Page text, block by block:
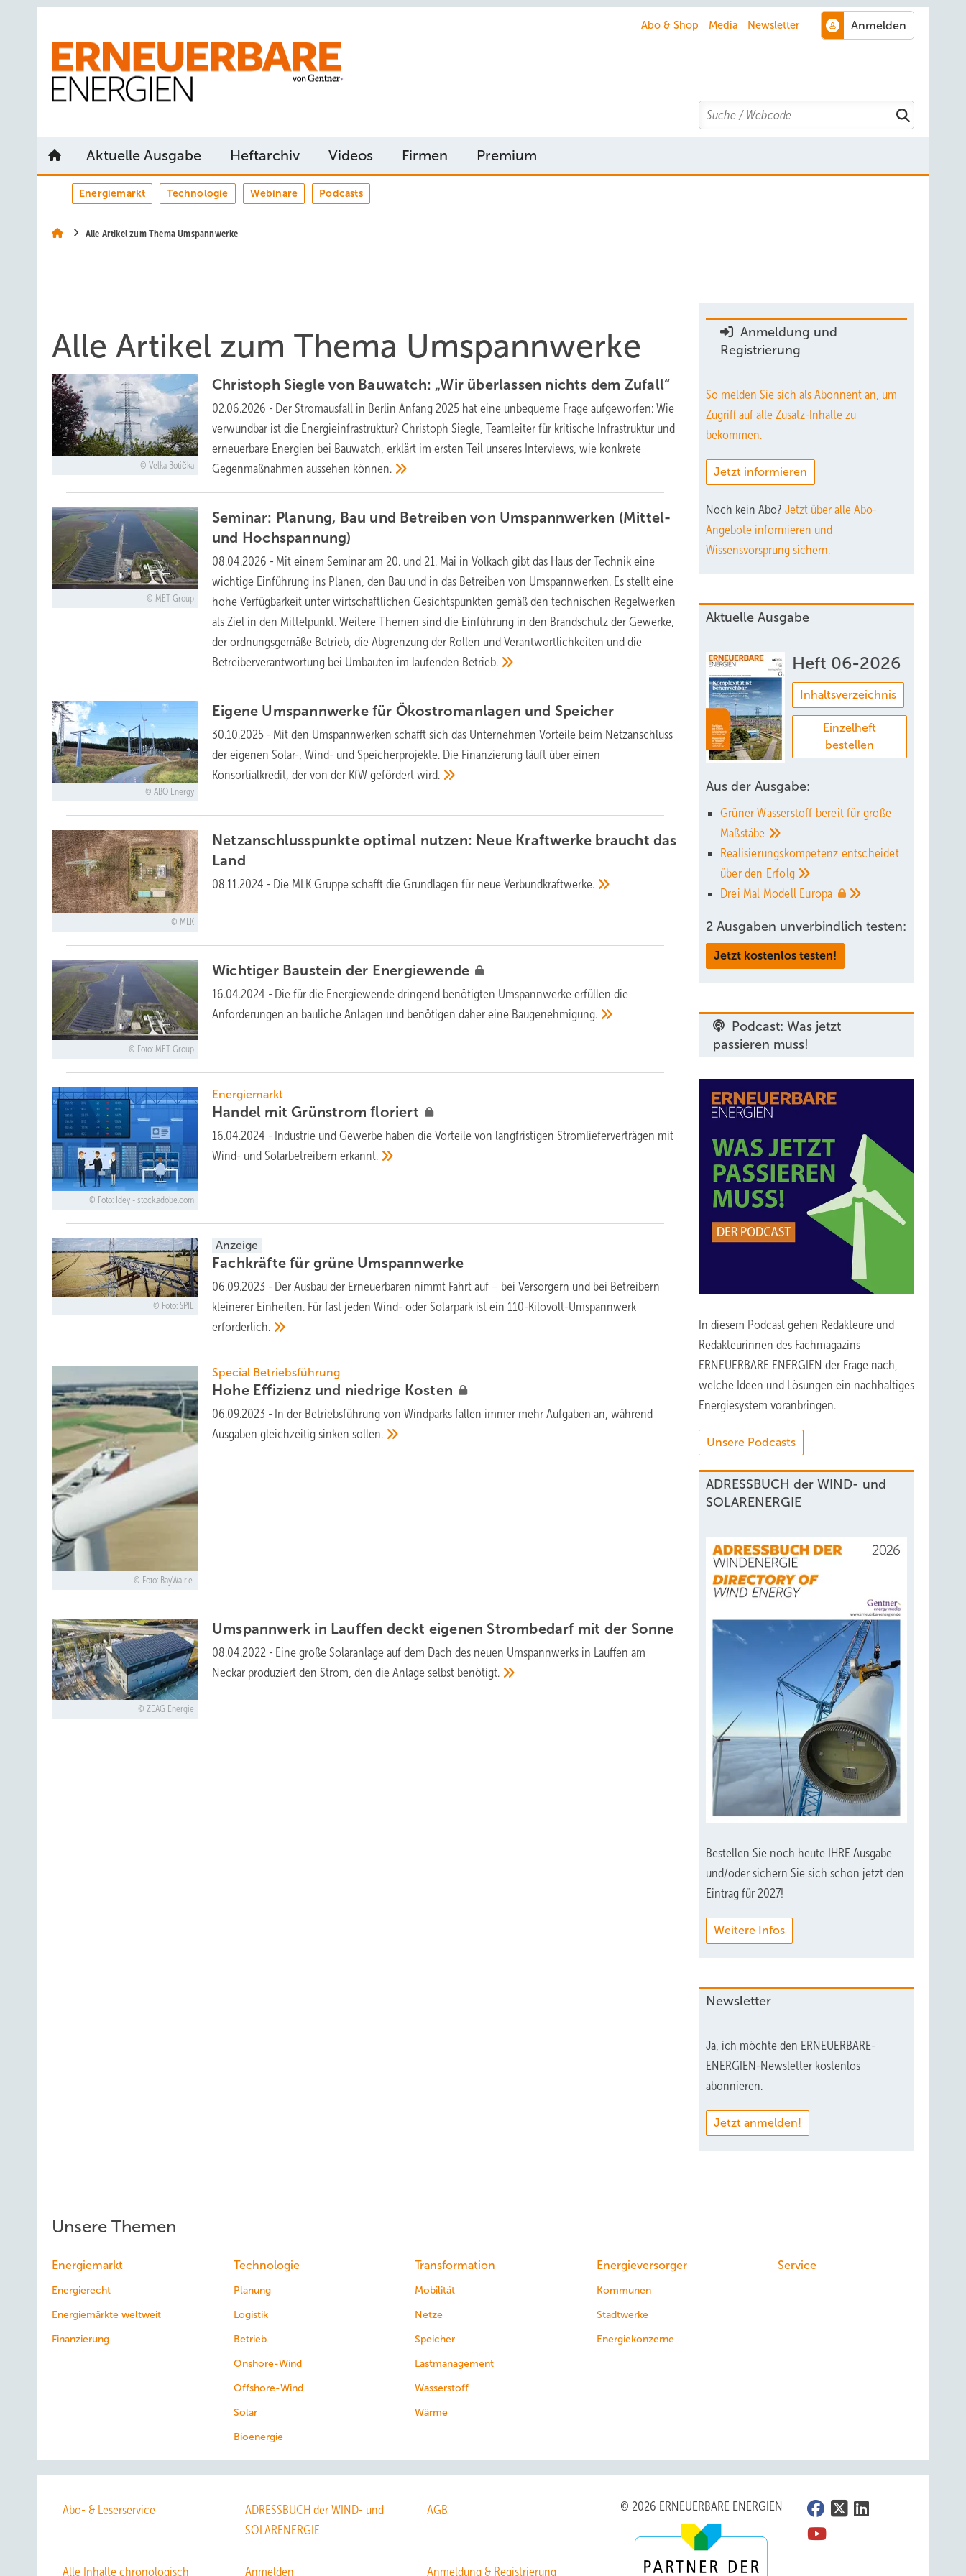
Abo & Shop Media Newsletter
Search
Aktuelle Ausgabe Heftarchiv Videos Firmen Premium
Energiemarkt Technologie Webinare Podcasts
Alle Artikel zum Thema Umspannwerke
Alle Artikel zum Thema Umspannwerke
Velka Botička
Christoph Siegle von Bauwatch: „Wir überlassen nichts dem Zufall“
02.06.2026 - Der Stromausfall in Berlin Anfang 2025 hat eine unbequeme Frage aufgeworfen: Wie
verwundbar ist die Energieinfrastruktur? Christoph Siegle, Teamleiter für kritische Infrastruktur und
erneuerbare Energien bei Bauwatch, erklärt im ersten Teil unseres Interviews, wie konkrete
Gegenmaßnahmen aussehen können.
MET Group
Seminar: Planung, Bau und Betreiben von Umspannwerken (Mittel-
und Hochspannung)
08.04.2026 - Mit einem Seminar am 20. und 21. Mai in Volkach gibt das Haus der Technik eine
wichtige Einführung ins Planen, den Bau und in das Betreiben von Umspannwerken. Es stellt eine
hohe Verfügbarkeit unter wirtschaftlichen Gesichtspunkten gemäß den technischen Regelwerken
als Ziel in den Mittelpunkt. Weitere Themen sind die Einführung in den Brandschutz der Gewerke,
der ordnungsgemäße Betrieb, die Abgrenzung der Rollen und Verantwortlichkeiten und die
Betreiberverantwortung bei Umbauten im laufenden Betrieb.
ABO Energy
Eigene Umspannwerke für Ökostromanlagen und Speicher
30.10.2025 - Mit den Umspannwerken schafft sich das Unternehmen Vorteile beim Netzanschluss
der eigenen Solar-, Wind- und Speicherprojekte. Die Finanzierung läuft über einen
Konsortialkredit, der von der KfW gefördertwird.
MLK
Netzanschlusspunkte optimal nutzen: Neue Kraftwerke braucht das
Land
08.11.2024 - Die MLK Gruppe schafft die Grundlagen für neueVerbundkraftwerke.
Foto: MET Group
Wichtiger Baustein der Energiewende
16.04.2024 - Die für die Energiewende dringend benötigten Umspannwerke erfüllen die
Anforderungen an bauliche Anlagen und benötigen daher eine Baugenehmigung.
Foto: Idey - stock.adobe.com
Energiemarkt
Handel mit Grünstromfloriert
16.04.2024 - Industrie und Gewerbe haben die Vorteile von langfristigen Stromlieferverträgen mit
Wind- und Solarbetreibernerkannt.
Foto: SPIE
Anzeige
Fachkräfte für grüne Umspannwerke
06.09.2023 - Der Ausbau der Erneuerbaren nimmt Fahrt auf – bei Versorgern und bei Betreibern
kleinerer Einheiten. Für fast jeden Wind- oder Solarpark ist ein 110-Kilovolt-Umspannwerk
erforderlich.
Foto: BayWa r.e.
Special Betriebsführung
Hohe ­Effizienz und niedrige Kosten
06.09.2023 - In der Betriebsführung von Windparks fallen immer mehr Aufgaben an, während
Ausgaben gleichzeitig sinkensollen.
ZEAG Energie
Umspannwerk in Lauffen deckt eigenen Strombedarf mit der Sonne
08.04.2022 - Eine große Solaranlage auf dem Dach des neuen Umspannwerks in Lauffen am
Neckar produziert den Strom, den die Anlage selbst benötigt.
Anmeldung und
Registrierung
So melden Sie sich als Abonnent an, um
Zugriff auf alle Zusatz-Inhalte zu
bekommen.
Jetzt informieren
Noch kein Abo? Jetzt über alle Abo-
Angebote informieren und
Wissensvorsprung sichern.
Aktuelle Ausgabe
Heft 06-2026
Inhaltsverzeichnis
Einzelheft
bestellen
Aus der Ausgabe:
Grüner Wasserstoff bereit für große
Maßstäbe
Realisierungskompetenz entscheidet
über den Erfolg
Drei Mal Modell Europa
2 Ausgaben unverbindlich testen:
Jetzt kostenlos testen!
Podcast: Was jetzt
passieren muss!
In diesem Podcast gehen Redakteure und
Redakteurinnen des Fachmagazins
ERNEUERBARE ENERGIEN der Frage nach,
welche Ideen und Lösungen ein nachhaltiges
Energiesystem voranbringen.
Unsere Podcasts
ADRESSBUCH der WIND- und
SOLARENERGIE
Bestellen Sie noch heute IHRE Ausgabe
und/oder sichern Sie sich schon jetzt den
Eintrag für 2027!
Weitere Infos
Newsletter
Ja, ich möchte den ERNEUERBARE-
ENERGIEN-Newsletter kostenlos
abonnieren.
Jetzt anmelden!
Unsere Themen
Energiemarkt
Energierecht
Energiemärkte weltweit
Finanzierung
Technologie
Planung
Logistik
Betrieb
Onshore-Wind
Offshore-Wind
Solar
Bioenergie
Transformation
Mobilität
Netze
Speicher
Lastmanagement
Wasserstoff
Wärme
Energieversorger
Kommunen
Stadtwerke
Energiekonzerne
Service
Abo- & Leserservice
ADRESSBUCH der WIND- und
SOLARENERGIE
AGB
Alle Inhalte chronologisch Anmelden Anmeldung & Registrierung
© 2026 ERNEUERBARE ENERGIEN